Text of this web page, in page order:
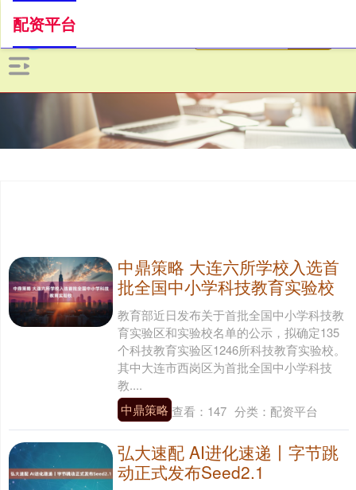
配资平台
中鼎策略 大连六所学校入选首
批全国中小学科技教育实验校
教育部近日发布关于首批全国中小学科技教
育实验区和实验校名单的公示，拟确定135
个科技教育实验区1246所科技教育实验校。
其中大连市西岗区为首批全国中小学科技
教....
中鼎策略 查看： 147 分类： 配资平台
弘大速配 AI进化速递丨字节跳
动正式发布Seed2.1